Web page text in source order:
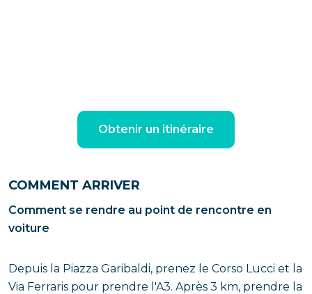
Obtenir un itinéraire
COMMENT ARRIVER
Comment se rendre au point de rencontre en
voiture
Depuis la Piazza Garibaldi, prenez le Corso Lucci et la
Via Ferraris pour prendre l'A3. Après 3 km, prendre la